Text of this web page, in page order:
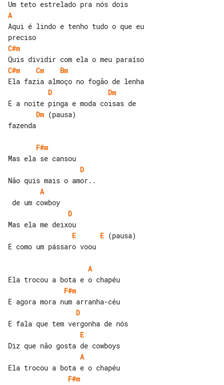
A
Aqui é lindo e tenho tudo o que eu
C#m
C#m
Cm
Bm
D
Dm
Dm (pausa)
fazenda
F#m
D
A
D
E
E (pausa)
E como um pássaro voou
A
F#m
D
E
A
F#m